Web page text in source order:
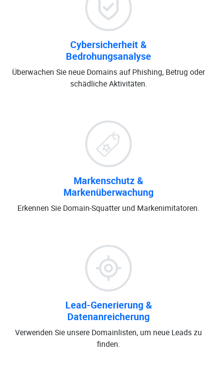
Cybersicherheit &
Bedrohungsanalyse
Überwachen Sie neue Domains auf Phishing, Betrug oder
schädliche Aktivitäten.
Markenschutz &
Markenüberwachung
Erkennen Sie Domain-Squatter und Markenimitatoren.
Lead-Generierung &
Datenanreicherung
Verwenden Sie unsere Domainlisten, um neue Leads zu
finden.